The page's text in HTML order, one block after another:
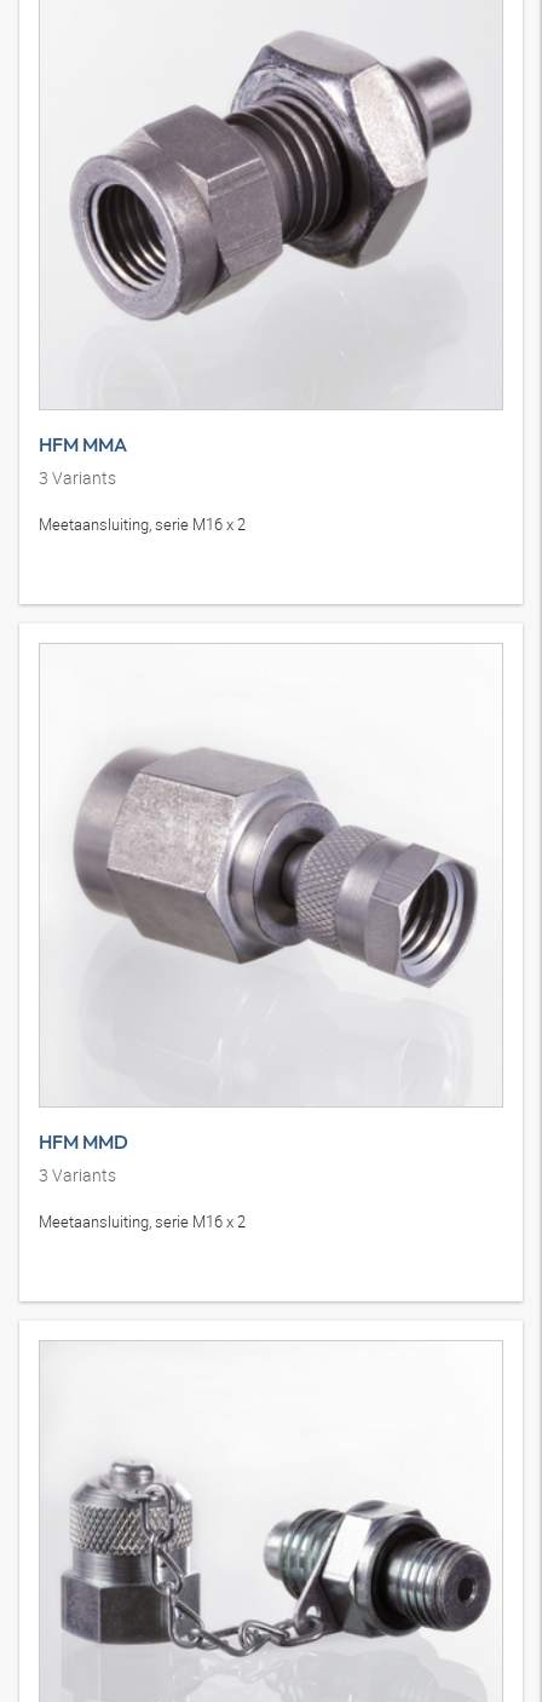
HFM MMA
3 Variants
Meetaansluiting, serie M16 x 2
HFM MMD
3 Variants
Meetaansluiting, serie M16 x 2